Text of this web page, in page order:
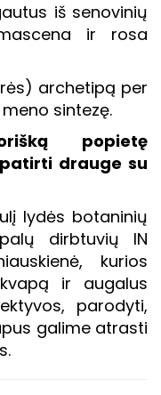
iš senovinių
ir rosa
archetipą per
sintezę.
popietę
drauge su
lydės botaninių
dirbtuvių IN
kurios
ir augalus
parodyti,
galime atrasti